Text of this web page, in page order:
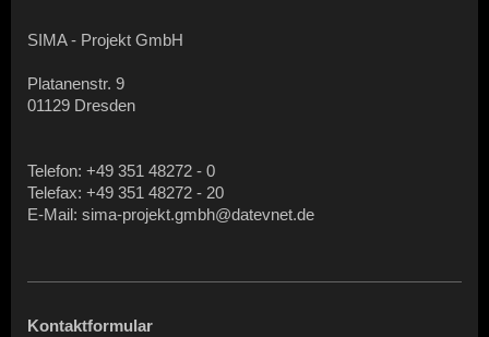
SIMA - Projekt GmbH
Platanenstr. 9
01129 Dresden
Telefon: +49 351 48272 - 0
Telefax: +49 351 48272 - 20
E-Mail: sima-projekt.gmbh@datevnet.de
Kontaktformular